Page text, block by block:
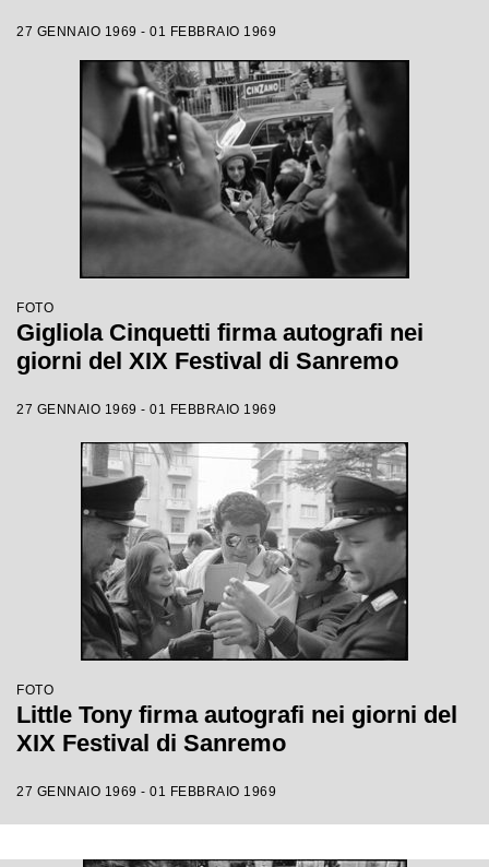
27 GENNAIO 1969 - 01 FEBBRAIO 1969
FOTO
Gigliola Cinquetti firma autografi nei
giorni del XIX Festival di Sanremo
27 GENNAIO 1969 - 01 FEBBRAIO 1969
FOTO
Little Tony firma autografi nei giorni del
XIX Festival di Sanremo
27 GENNAIO 1969 - 01 FEBBRAIO 1969